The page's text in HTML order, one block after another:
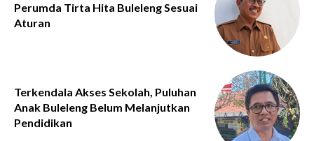
Perumda Tirta Hita Buleleng Sesuai
Aturan
Terkendala Akses Sekolah, Puluhan
Anak Buleleng Belum Melanjutkan
Pendidikan